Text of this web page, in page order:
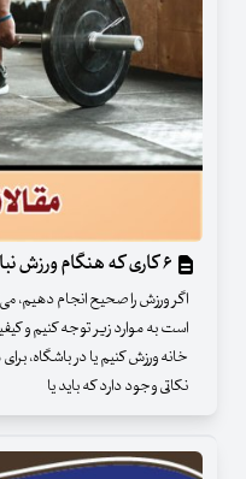
اگر ورزش را صحیح انجام دهیم،
است به موارد زیر توجه کنیم و
خانه ورزش کنیم یا در باشگاه،
نکاتی وجود دارد که باید یا